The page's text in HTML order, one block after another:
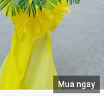
Mua ngay